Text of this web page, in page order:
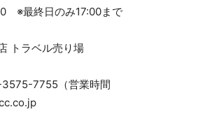
※最終日のみ17:00まで
トラベル売り場
7755（営業時間